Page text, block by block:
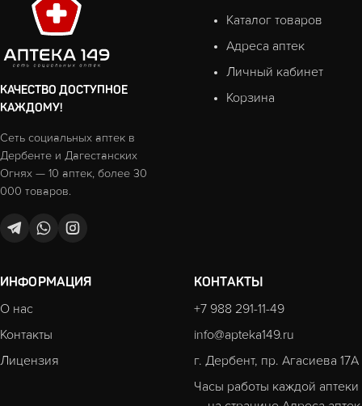
КАЧЕСТВО ДОСТУПНОЕ
КАЖДОМУ!
Сеть социальных аптек в
Дербенте и Дагестанских
Огнях — 10 аптек, более 30
000 товаров.
Каталог товаров
Адреса аптек
Личный кабинет
Корзина
ИНФОРМАЦИЯ
О нас
Контакты
Лицензия
КОНТАКТЫ
+7 988 291-11-49
info@apteka149.ru
г. Дербент, пр. Агасиева 17А
Часы работы каждой аптеки